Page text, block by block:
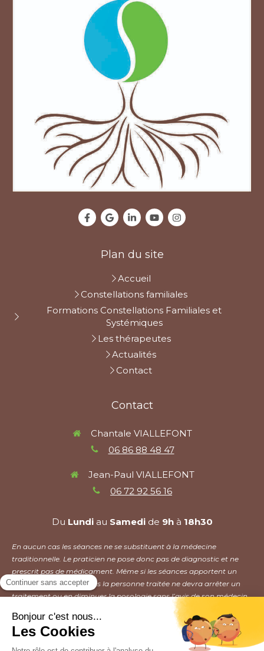
Plan du site
Accueil
Constellations familiales
Formations Constellations Familiales et
Systémiques
Les thérapeutes
Actualités
Contact
Contact
Chantale VIALLEFONT
06 86 88 48 47
Jean-Paul VIALLEFONT
06 72 92 56 16
Du Lundiau Samedide 9hà 18h30
En aucun cas les séances ne se substituent à la médecine
traditionnelle. Le praticien ne pose donc pas de diagnostic et ne
prescrit pas de médicament. Même si les séances apportent un
mieux être, en aucun cas la personne traitée ne devra arrêter un
traitement ou en diminuer la posologie sans l’avis de son médecin.